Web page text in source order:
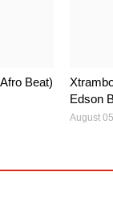
Beat)
Edson
August